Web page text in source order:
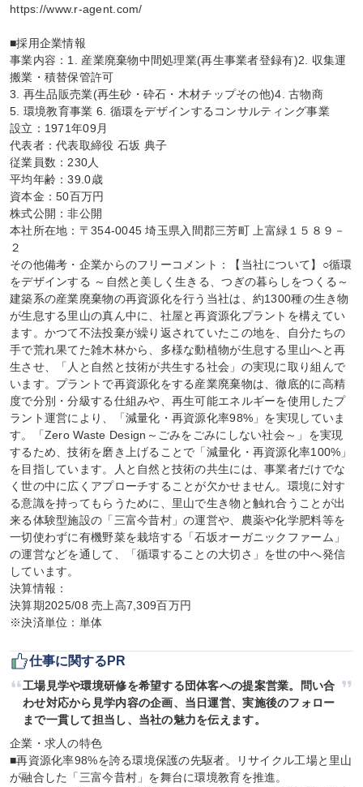
https://www.r-agent.com/
■採用企業情報
事業内容：1. 産業廃棄物中間処理業(再生事業者登録有)2. 収集運
搬業・積替保管許可
3. 再生品販売業(再生砂・砕石・木材チップその他)4. 古物商
5. 環境教育事業 6. 循環をデザインするコンサルティング事業
設立：1971年09月
代表者：代表取締役 石坂 典子
従業員数：230人
平均年齢：39.0歳
資本金：50百万円
株式公開：非公開
本社所在地：〒354-0045 埼玉県入間郡三芳町 上富緑１５８９－
２
その他備考・企業からのフリーコメント：【当社について】○循環
をデザインする ～自然と美しく生きる、つぎの暮らしをつくる～
建築系の産業廃棄物の再資源化を行う当社は、約1300種の生き物
が生息する里山の真ん中に、社屋と再資源化プラントを構えてい
ます。かつて不法投棄が繰り返されていたこの地を、自分たちの
手で荒れ果てた雑木林から、多様な動植物が生息する里山へと再
生させ、「人と自然と技術が共生する社会」の実現に取り組んで
います。プラントで再資源化をする産業廃棄物は、徹底的に高精
度で分別・分級する仕組みや、再生可能エネルギーを使用したプ
ラント運営により、「減量化・再資源化率98%」を実現していま
す。「Zero Waste Design～ごみをごみにしない社会～」を実現
するため、技術を磨き上げることで「減量化・再資源化率100%」
を目指しています。人と自然と技術の共生には、事業者だけでな
く世の中に広くアプローチすることが欠かせません。環境に対す
る意識を持ってもらうために、里山で生き物と触れ合うことが出
来る体験型施設の「三富今昔村」の運営や、農薬や化学肥料等を
一切使わずに有機野菜を栽培する「石坂オーガニックファーム」
の運営などを通して、「循環することの大切さ」を世の中へ発信
しています。
決算情報：
決算期2025/08 売上高7,309百万円
※決済単位：単体
仕事に関するPR
工場見学や環境研修を希望する団体客への提案営業。問い合
わせ対応から見学内容の企画、当日運営、実施後のフォロー
まで一貫して担当し、当社の魅力を伝えます。
企業・求人の特色
■再資源化率98%を誇る環境保護の先駆者。リサイクル工場と里山
が融合した「三富今昔村」を舞台に環境教育を推進。